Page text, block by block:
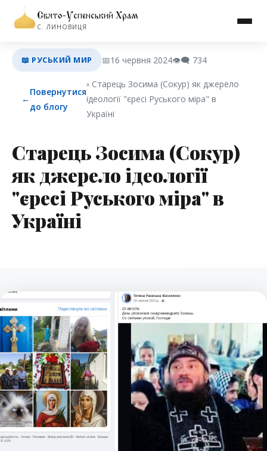
Свято-Успенський Храм
С. ЛИНОВИЦЯ
📖 РУСЬКИЙ МИР 📅16 червня 2024👁️‍🗨️ 734
←
Повернутися
до блогу
▫︎ Старець Зосима (Сокур) як джерело
ідеології "єресі Руського міра" в
Україні
Старець Зосима (Сокур)
як джерело ідеології
"єресі Руського міра" в
Україні